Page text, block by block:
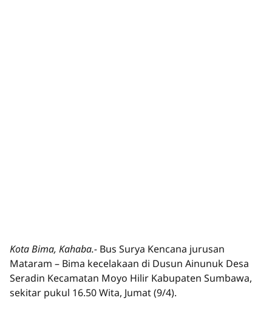
Kota Bima, Kahaba.- Bus Surya Kencana jurusan
Mataram – Bima kecelakaan di Dusun Ainunuk Desa
Seradin Kecamatan Moyo Hilir Kabupaten Sumbawa,
sekitar pukul 16.50 Wita, Jumat (9/4).